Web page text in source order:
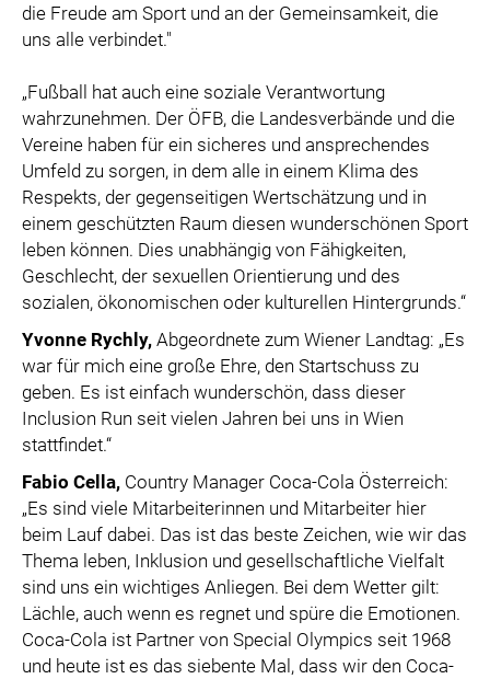
die Freude am Sport und an der Gemeinsamkeit, die
uns alle verbindet."
„Fußball hat auch eine soziale Verantwortung
wahrzunehmen. Der ÖFB, die Landesverbände und die
Vereine haben für ein sicheres und ansprechendes
Umfeld zu sorgen, in dem alle in einem Klima des
Respekts, der gegenseitigen Wertschätzung und in
einem geschützten Raum diesen wunderschönen Sport
leben können. Dies unabhängig von Fähigkeiten,
Geschlecht, der sexuellen Orientierung und des
sozialen, ökonomischen oder kulturellen Hintergrunds.“
Yvonne Rychly, Abgeordnete zum Wiener Landtag: „Es
war für mich eine große Ehre, den Startschuss zu
geben. Es ist einfach wunderschön, dass dieser
Inclusion Run seit vielen Jahren bei uns in Wien
stattfindet.“
Fabio Cella, Country Manager Coca-Cola Österreich:
„Es sind viele Mitarbeiterinnen und Mitarbeiter hier
beim Lauf dabei. Das ist das beste Zeichen, wie wir das
Thema leben, Inklusion und gesellschaftliche Vielfalt
sind uns ein wichtiges Anliegen. Bei dem Wetter gilt:
Lächle, auch wenn es regnet und spüre die Emotionen.
Coca-Cola ist Partner von Special Olympics seit 1968
und heute ist es das siebente Mal, dass wir den Coca-